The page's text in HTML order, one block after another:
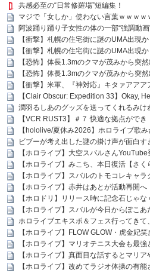
共感必至の“日常修羅場”短編集！
マジで「女しか」使わない言葉ｗｗｗ
阿波踊り踊り子女性の体の一部“強調動画
【衝撃】札幌の住宅街に謎のUMA出現
【衝撃】札幌の住宅街に謎のUMA出現
【恐怖】体長1.3mのクマが茂みから突
【恐怖】体長1.3mのクマが茂みから突
【衝撃】米軍、『神対応』キタァアアア
【Clair Obscur: Expedition 33】Okay,
潤羽るしあのグッズを送ってくれるみ
【VCR RUST3】＃７ 快適な拠点ができ
【hololive/夏休み2026】ホロライブ歌
ビブーが考え出した謎の掛け声が面白
【ホロライブ】大空スバルさん
【ホロライブ】みこち、本日復活【さく
【ホロライブ】スバルのトモコレキャ
【ホロライブ】赤井はあとが活動再開
【ホロドリ】リリース時に記念石じゃ
【ホロライブ】スバルが今日からぽこあ
ホロライブエキスポ＆フェス行ってき
【ホロライブ】FLOW GLOW・虎金妃
【ホロライブ】マリオテニス大会も最
【ホロライブ】真面目な話するとマリ
【ホロライブ】改めてラジオ体操の有